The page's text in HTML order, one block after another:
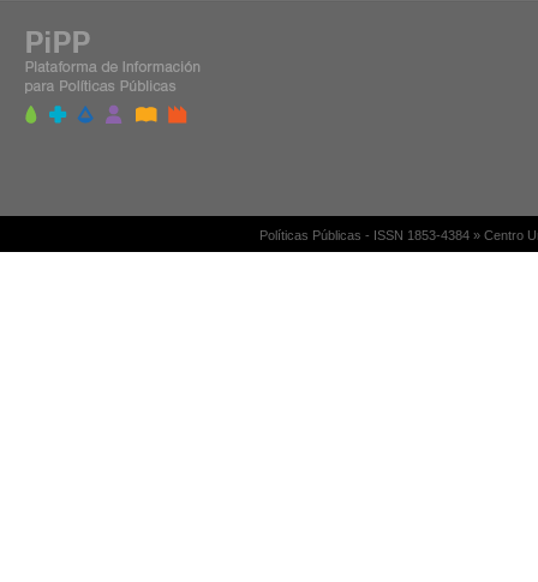
Políticas Públicas - ISSN 1853-4384 » Centro